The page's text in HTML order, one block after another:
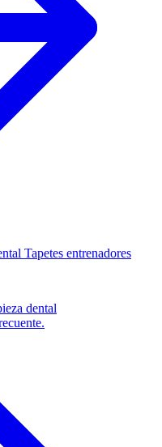
Tapetes entrenadores
dental